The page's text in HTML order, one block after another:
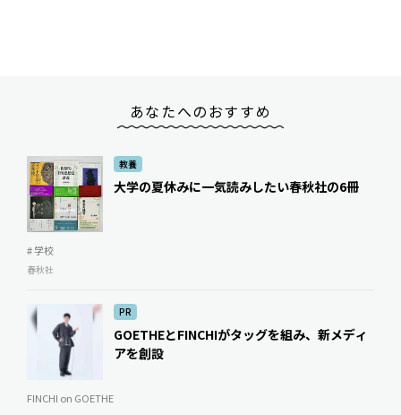
あなたへのおすすめ
教養
大学の夏休みに一気読みしたい春秋社の6冊
# 学校
春秋社
PR
GOETHEとFINCHIがタッグを組み、新メディ
アを創設
FINCHI on GOETHE